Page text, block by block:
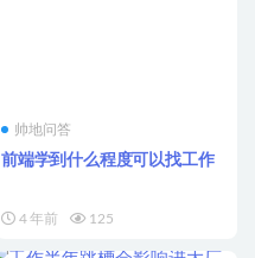
帅地问答
前端学到什么程度可以找工作
4 年前 125